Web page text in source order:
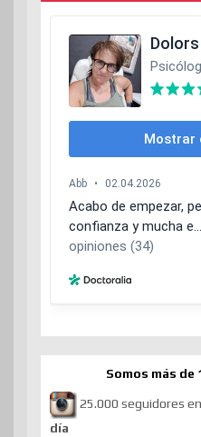
Somos más de
25.000 seguidores en
día